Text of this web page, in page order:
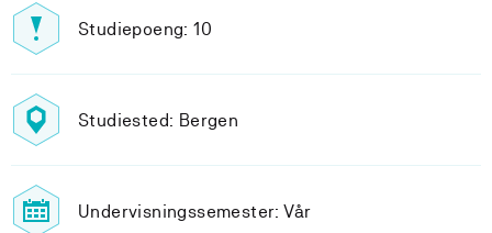
Studiepoeng: 10
Studiested: Bergen
Undervisningssemester: Vår